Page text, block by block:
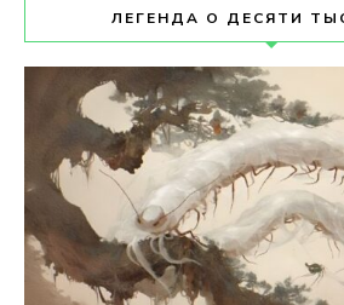
ЛЕГЕНДА О ДЕСЯТИ